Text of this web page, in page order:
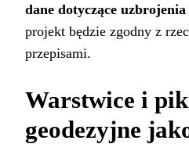
dane dotyczące
projekt będzie zgodny z
przepisami.
Warstwice i
geodezyjne